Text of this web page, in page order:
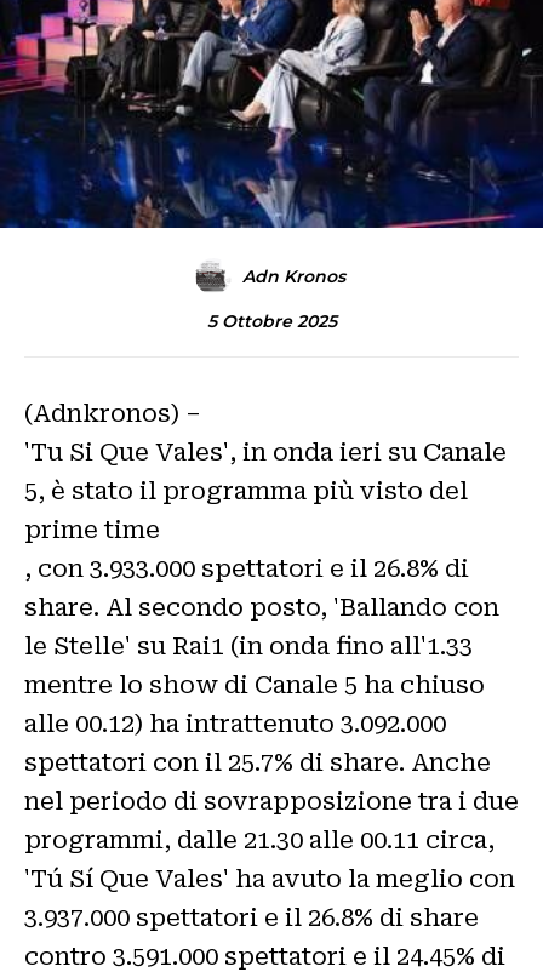
Adn Kronos
5 Ottobre 2025
(Adnkronos) –
'Tu Si Que Vales', in onda ieri su Canale
5, è stato il programma più visto del
prime time
, con 3.933.000 spettatori e il 26.8% di
share. Al secondo posto, 'Ballando con
le Stelle' su Rai1 (in onda fino all'1.33
mentre lo show di Canale 5 ha chiuso
alle 00.12) ha intrattenuto 3.092.000
spettatori con il 25.7% di share. Anche
nel periodo di sovrapposizione tra i due
programmi, dalle 21.30 alle 00.11 circa,
'Tú Sí Que Vales' ha avuto la meglio con
3.937.000 spettatori e il 26.8% di share
contro 3.591.000 spettatori e il 24.45% di